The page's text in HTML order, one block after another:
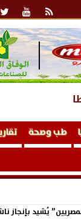
طب وصحة
يُشيد بإنجاز